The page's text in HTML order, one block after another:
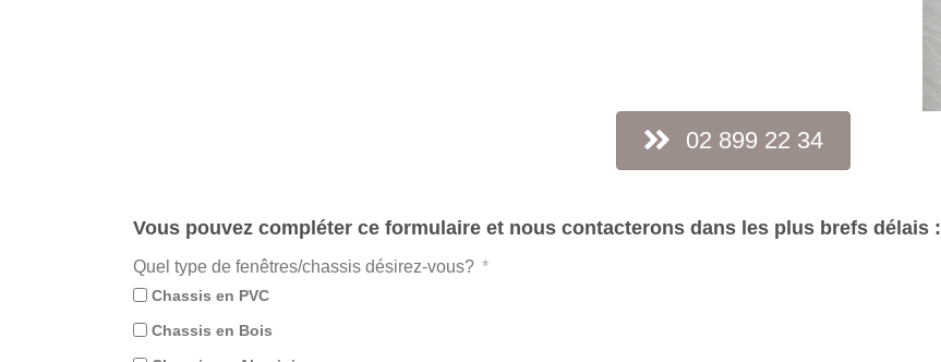
02 899 22 34
Vous pouvez compléter ce formulaire et nous contacterons dans les plus brefs délais :
Quel type de fenêtres/chassis désirez-vous?
Chassis en PVC
Chassis en Bois